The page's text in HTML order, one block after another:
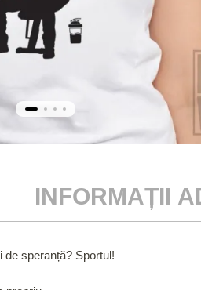
INFORMAȚII
de speranță? Sportul!